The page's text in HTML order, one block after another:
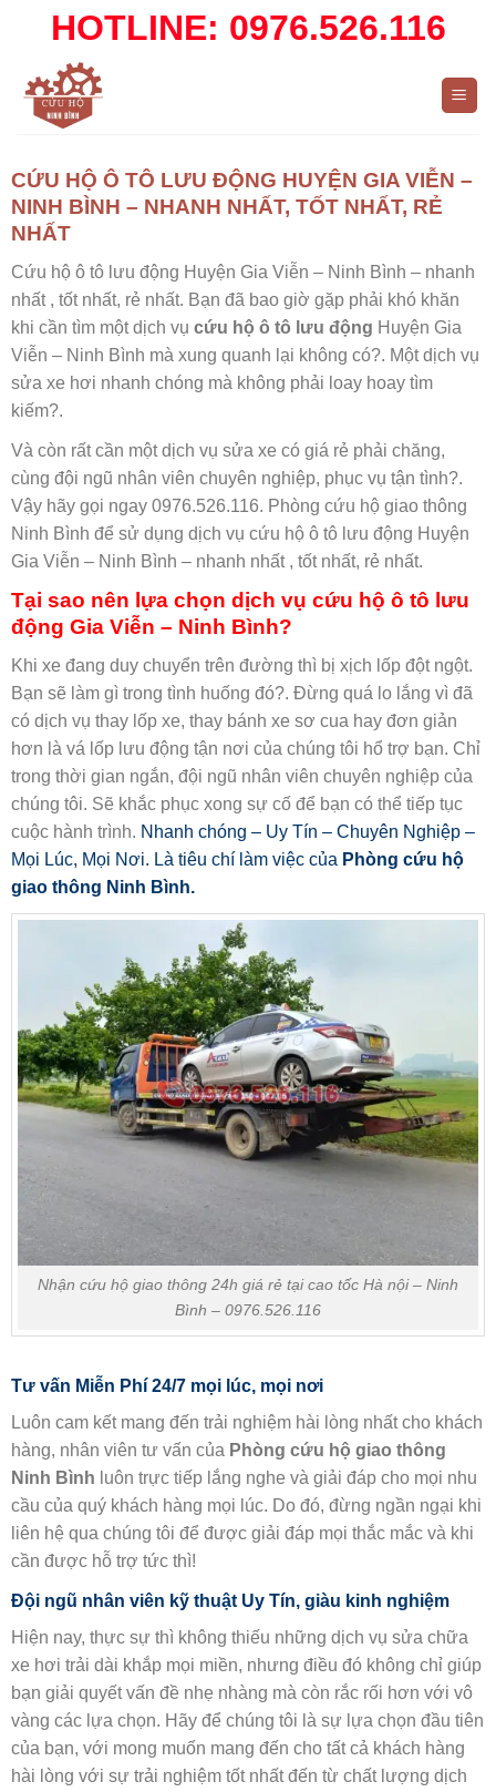
HOTLINE: 0976.526.116
CỨU HỘ Ô TÔ LƯU ĐỘNG HUYỆN GIA VIỄN –
NINH BÌNH – NHANH NHẤT, TỐT NHẤT, RẺ
NHẤT
Cứu hộ ô tô lưu động Huyện Gia Viễn – Ninh Bình – nhanh
nhất , tốt nhất, rẻ nhất. Bạn đã bao giờ gặp phải khó khăn
khi cần tìm một dịch vụ cứu hộ ô tô lưu động Huyện Gia
Viễn – Ninh Bình mà xung quanh lại không có?. Một dịch vụ
sửa xe hơi nhanh chóng mà không phải loay hoay tìm
kiếm?.
Và còn rất cần một dịch vụ sửa xe có giá rẻ phải chăng,
cùng đội ngũ nhân viên chuyên nghiệp, phục vụ tận tình?.
Vậy hãy gọi ngay 0976.526.116. Phòng cứu hộ giao thông
Ninh Bình để sử dụng dịch vụ cứu hộ ô tô lưu động Huyện
Gia Viễn – Ninh Bình – nhanh nhất , tốt nhất, rẻ nhất.
Tại sao nên lựa chọn d ịch vụ cứu hộ ô tô lưu
động Gia Viễn – Ninh Bình?
Khi xe đang duy chuyển trên đường thì bị xịch lốp đột ngột.
Bạn sẽ làm gì trong tình huống đó?. Đừng quá lo lắng vì đã
có dịch vụ thay lốp xe, thay bánh xe sơ cua hay đơn giản
hơn là vá lốp lưu động tận nơi của chúng tôi hổ trợ bạn. Chỉ
trong thời gian ngắn, đội ngũ nhân viên chuyên nghiệp của
chúng tôi. Sẽ khắc phục xong sự cố để bạn có thể tiếp tục
cuộc hành trình. Nhanh chóng – Uy Tín – Chuyên Nghiệp –
Mọi Lúc, Mọi Nơi. Là tiêu chí làm việc của Phòng cứu hộ
giao thông Ninh Bình.
Nhận cứu hộ giao thông 24h giá rẻ tại cao tốc Hà nội – Ninh
Bình – 0976.526.116
Tư vấn Miễn Phí 24/7 mọi lúc, mọi nơi
Luôn cam kết mang đến trải nghiệm hài lòng nhất cho khách
hàng, nhân viên tư vấn của Phòng cứu hộ giao thông
Ninh Bình luôn trực tiếp lắng nghe và giải đáp cho mọi nhu
cầu của quý khách hàng mọi lúc. Do đó, đừng ngần ngại khi
liên hệ qua chúng tôi để được giải đáp mọi thắc mắc và khi
cần được hỗ trợ tức thì!
Đội ngũ nhân viên kỹ thuật Uy Tín, giàu kinh nghiệm
Hiện nay, thực sự thì không thiếu những dịch vụ sửa chữa
xe hơi trải dài khắp mọi miền, nhưng điều đó không chỉ giúp
bạn giải quyết vấn đề nhẹ nhàng mà còn rắc rối hơn với vô
vàng các lựa chọn. Hãy để chúng tôi là sự lựa chọn đầu tiên
của bạn, với mong muốn mang đến cho tất cả khách hàng
hài lòng với sự trải nghiệm tốt nhất đến từ chất lượng dịch